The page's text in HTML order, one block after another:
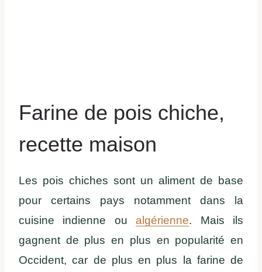
Farine de pois chiche,
recette maison
Les pois chiches sont un aliment de base
pour certains pays notamment dans la
cuisine indienne oualgérienne. Mais ils
gagnent de plus en plus en popularité en
Occident, car de plus en plus la farine de